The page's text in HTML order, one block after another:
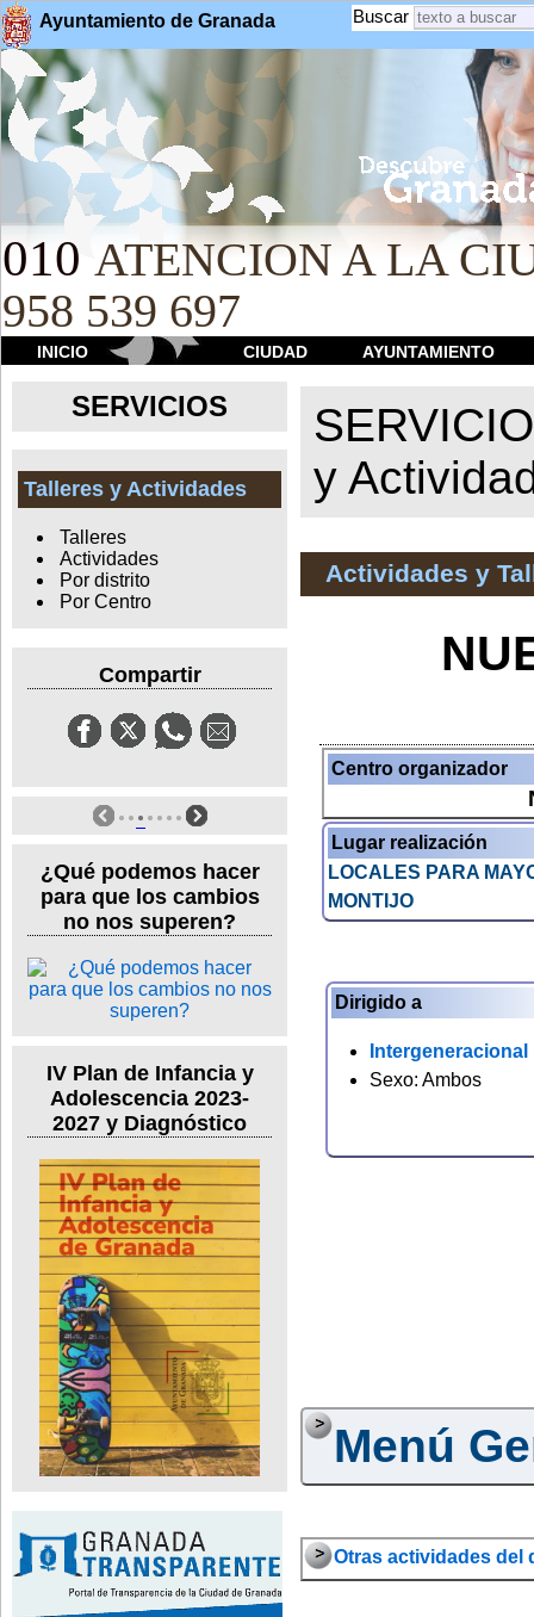
Ayuntamiento de Granada Buscar
010 ATENCION A LA
958 539 697
INICIO CIUDAD AYUNTAMIENTO
SERVICIOS
Talleres y Actividades
Talleres
Actividades
Por distrito
Por Centro
Compartir
¿Qué podemos hacer
para que los cambios
no nos superen?
IV Plan de Infancia y
Adolescencia 2023-
2027 y Diagnóstico
y
Actividades y
Centro organizador
Lugar realización
LOCALES PARA
MONTIJO
Dirigido a
Intergeneracional
Sexo: Ambos
Menú
Otras actividades del